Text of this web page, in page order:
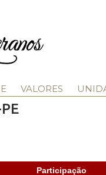
VALORES
Participação